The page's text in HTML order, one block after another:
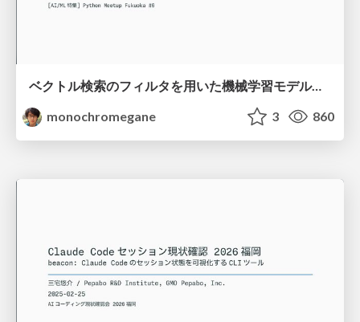
ベクトル検索のフィルタを用いた機械学習モデルとの統合 / python-meetup-fukuoka-06-vector-attr
monochromegane
3 860